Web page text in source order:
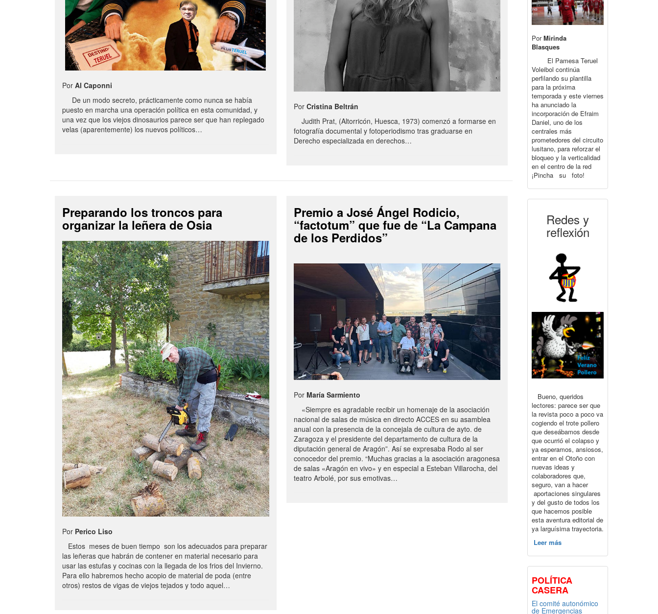
Por Al Caponni
De un modo secreto, prácticamente como nunca se había
puesto en marcha una operación política en esta comunidad, y
una vez que los viejos dinosaurios parece ser que han replegado
velas (aparentemente) los nuevos políticos…
PorCristina Beltrán
Judith Prat, (Altorricón, Huesca, 1973) comenzó a formarse en
fotografía documental y fotoperiodismo tras graduarse en
Derecho especializada en derechos…
Preparando los troncos para
organizar la leñera de Osia
Por Perico Liso
Estos meses de buen tiempo son los adecuados para preparar
las leñeras que habrán de contener en material necesario para
usar las estufas y cocinas con la llegada de los frios del Invierno.
Para ello habremos hecho acopio de material de poda (entre
otros) restos de vigas de viejos tejados y todo aquel…
Premio a José Ángel Rodicio,
“factotum” que fue de “La Campana
de los Perdidos”
Por María Sarmiento
«Siempre es agradable recibir un homenaje de la asociación
nacional de salas de música en directo ACCES en su asamblea
anual con la presencia de la concejala de cultura de ayto. de
Zaragoza y el presidente del departamento de cultura de la
diputación general de Aragón”. Así se expresaba Rodo al ser
conocedor del premio. “Muchas gracias a la asociación aragonesa
de salas «Aragón en vivo» y en especial a Esteban Villarocha, del
teatro Arbolé, por sus emotivas…
PorMirinda
Blasques
El Pamesa Teruel
Voleibol continúa
perfilando su plantilla
para la próxima
temporada y este viernes
ha anunciado la
incorporación de Efraim
Daniel, uno de los
centrales más
prometedores del circuito
lusitano, para reforzar el
bloqueo y la verticalidad
en el centro de la red
¡Pincha su foto!
Redes y
reflexión
Bueno, queridos
lectores: parece ser que
la revista poco a poco va
cogiendo el trote pollero
que deseábamos desde
que ocurrió el colapso y
ya esperamos, ansiosos,
entrar en el Otoño con
nuevas ideas y
colaboradores que,
seguro, van a hacer
aportaciones singulares
y del gusto de todos los
que hacemos posible
esta aventura editorial de
ya larguísima trayectoria.
Leer más
POLÍTICA
CASERA
El comité autonómico
de Emergencias